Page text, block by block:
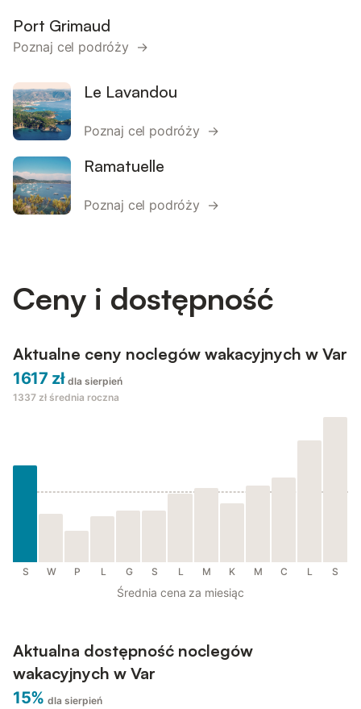
Port Grimaud
Poznaj cel podróży →
Le Lavandou
Poznaj cel podróży →
Ramatuelle
Poznaj cel podróży →
Ceny i dostępność
Aktualne ceny noclegów wakacyjnych w Var
1617 zł dla sierpień
1337 zł średnia roczna
S W P L G S L M K M C L S
Średnia cena za miesiąc
Aktualna dostępność noclegów
wakacyjnych w Var
15% dla sierpień